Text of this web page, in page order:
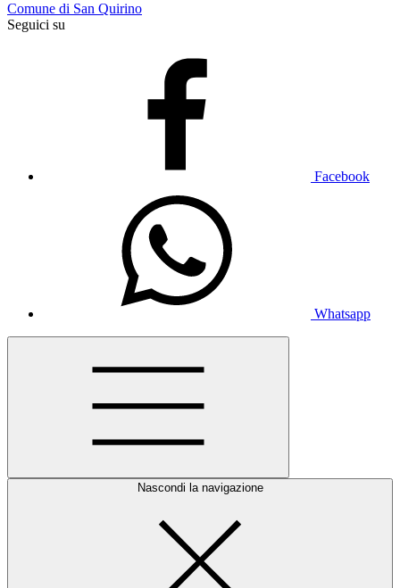
Comune di San Quirino
Seguici su
Facebook
Whatsapp
Nascondi la navigazione